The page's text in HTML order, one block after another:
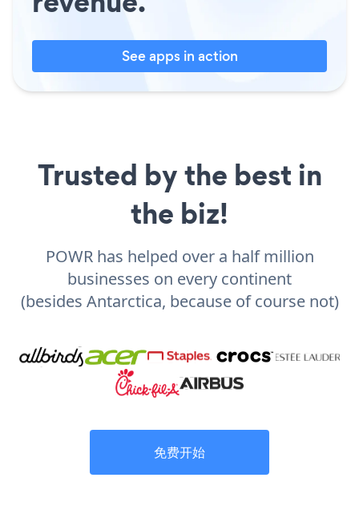
See apps in action
Trusted by the best in
the biz!
POWR has helped over a half million
businesses on every continent
(besides Antarctica, because of course not)
免费开始